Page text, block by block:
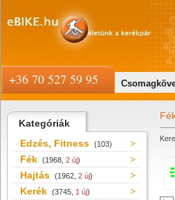
Kategóriák
Edzés, Fitness (103)
Fék (1968, 2 új)
Hajtás (1962, 2 új)
Kerék (3745, 1 új)
+36 70 527 59 95